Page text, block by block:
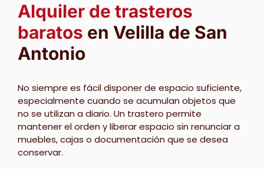
Alquiler de trasteros
baratos en Velilla de San
Antonio
No siempre es fácil disponer de espacio suficiente,
especialmente cuando se acumulan objetos que
no se utilizan a diario. Un trastero permite
mantener el orden y liberar espacio sin renunciar a
muebles, cajas o documentación que se desea
conservar.